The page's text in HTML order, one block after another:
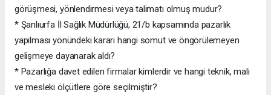
görüşmesi, yönlendirmesi veya talimatı olmuş mudur?
* Şanlıurfa İl Sağlık Müdürlüğü, 21/b kapsamında pazarlık
yapılması yönündeki kararı hangi somut ve öngörülemeyen
gelişmeye dayanarak aldı?
* Pazarlığa davet edilen firmalar kimlerdir ve hangi teknik, mali
ve mesleki ölçütlere göre seçilmiştir?